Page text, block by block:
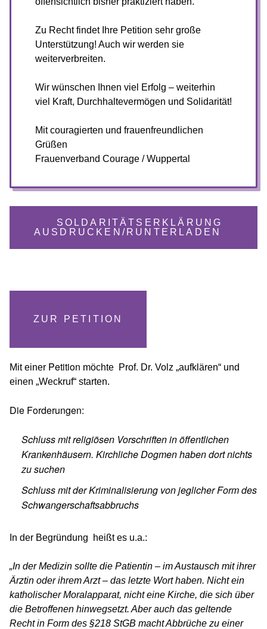
Zu Recht findet Ihre Petition sehr große
Unterstützung! Auch wir werden sie
weiterverbreiten.
Wir wünschen Ihnen viel Erfolg – weiterhin
viel Kraft, Durchhaltevermögen und Solidarität!
Mit couragierten und frauenfreundlichen
Grüßen
Frauenverband Courage / Wuppertal
SOLDARITÄTSERKLÄRUNG
AUSDRUCKEN/RUNTERLADEN
ZUR PETITION
Mit einer Petition möchte Prof. Dr. Volz „aufklären“ und
einen „Weckruf“ starten.
Die Forderungen:
Schluss mit religiösen Vorschriften in öffentlichen
Krankenhäusern. Kirchliche Dogmen haben dort nichts
zu suchen
Schluss mit der Kriminalisierung von jeglicher Form des
Schwangerschaftsabbruchs
In der Begründung heißt es u.a.:
„In der Medizin sollte die Patientin – im Austausch mit ihrer
Ärztin oder ihrem Arzt – das letzte Wort haben. Nicht ein
katholischer Moralapparat, nicht eine Kirche, die sich über
die Betroffenen hinwegsetzt. Aber auch das geltende
Recht in Form des §218 StGB macht Abbrüche zu einer